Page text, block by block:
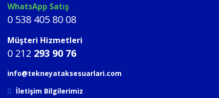
WhatsApp Satış
0 538 405 80 08
Müşteri Hizmetleri
0 212 293 90 76
info@tekneyataksesuarlari.com
İletişim Bilgilerimiz